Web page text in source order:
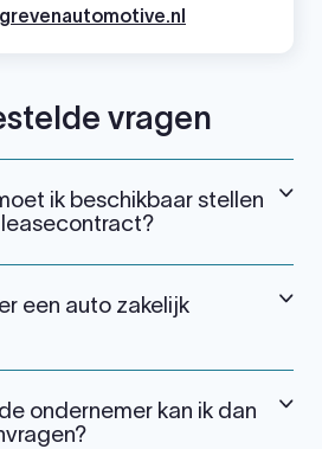
vragen
ik beschikbaar stellen
een auto zakelijk
ondernemer kan ik dan